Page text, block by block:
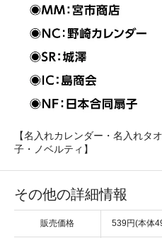
【名入れカレンダー・名入れタ
子・ノベルティ】
その他の詳細情報
販売価格 539円(本体